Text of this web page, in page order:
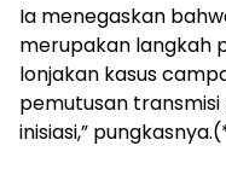
Ia menegaskan
merupakan langkah
lonjakan kasus
pemutusan
inisiasi,”